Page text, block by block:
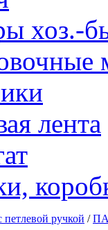
хоз.-
лента
петлевой ручкой /